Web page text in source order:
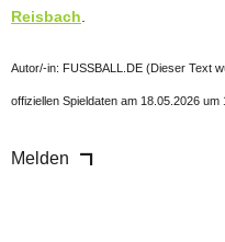
Reisbach
Autor/-in: FUSSBALL.DE (Dieser Text
offiziellen Spieldaten am 18.05.2026
Melden